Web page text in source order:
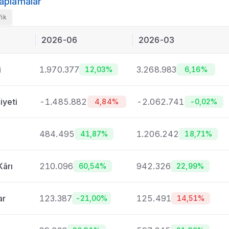
2026-06 2026-03
1.970.377 12,03% 3.268.983 6,16%
-1.485.882 4,84% -2.062.741 -0,02%
484.495 41,87% 1.206.242 18,71%
210.096 60,54% 942.326 22,99%
123.387 -21,00% 125.491 14,51%